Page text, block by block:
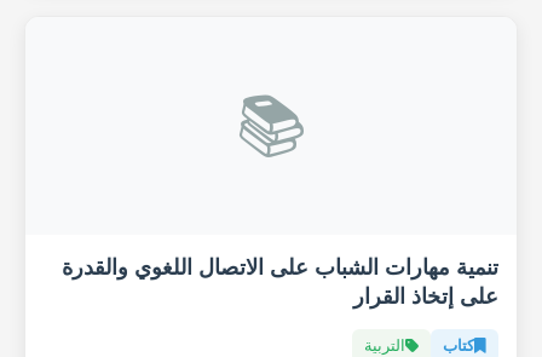
📚
تنمية مهارات الشباب على الاتصال اللغوي والقدرة
على إتخاذ القرار
كتاب التربية